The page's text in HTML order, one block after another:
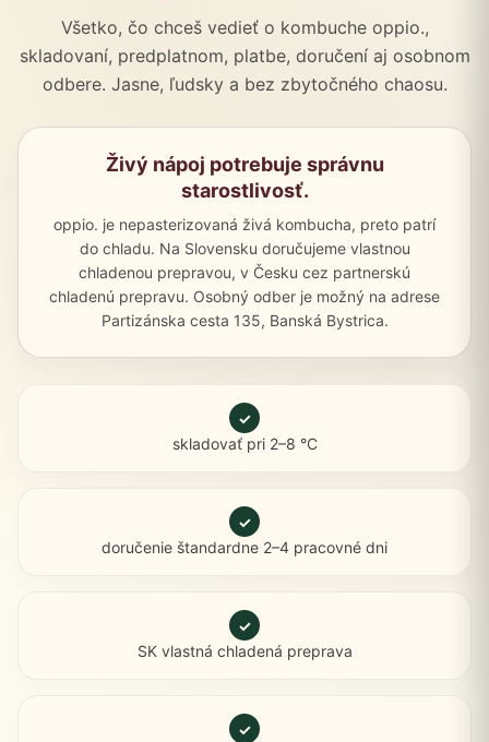
Všetko, čo chceš vedieť o kombuche oppio.,
skladovaní, predplatnom, platbe, doručení aj osobnom
odbere. Jasne, ľudsky a bez zbytočného chaosu.
Živý nápoj potrebuje správnu
starostlivosť.
oppio. je nepasterizovaná živá kombucha, preto patrí
do chladu. Na Slovensku doručujeme vlastnou
chladenou prepravou, v Česku cez partnerskú
chladenú prepravu. Osobný odber je možný na adrese
Partizánska cesta 135, Banská Bystrica.
✓
skladovať pri 2–8 °C
✓
doručenie štandardne 2–4 pracovné dni
✓
SK vlastná chladená preprava
✓